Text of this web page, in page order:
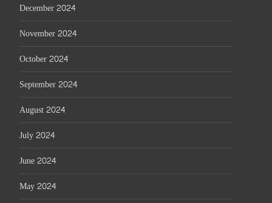
December 2024
November 2024
October 2024
September 2024
August 2024
July 2024
June 2024
May 2024